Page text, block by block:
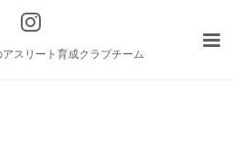
スリート育成クラブチーム